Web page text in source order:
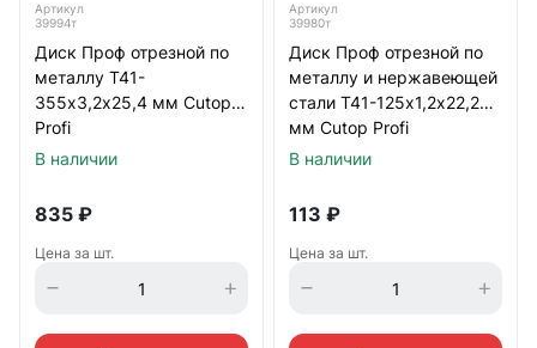
Артикул
39994т
Диск Проф отрезной по
металлу Т41-
355х3,2х25,4 мм Cutop
Profi
В наличии
835 ₽
Цена за шт.
Артикул
39980т
Диск Проф отрезной по
металлу и нержавеющей
стали Т41-125х1,2х22,2
мм Cutop Profi
В наличии
113 ₽
Цена за шт.